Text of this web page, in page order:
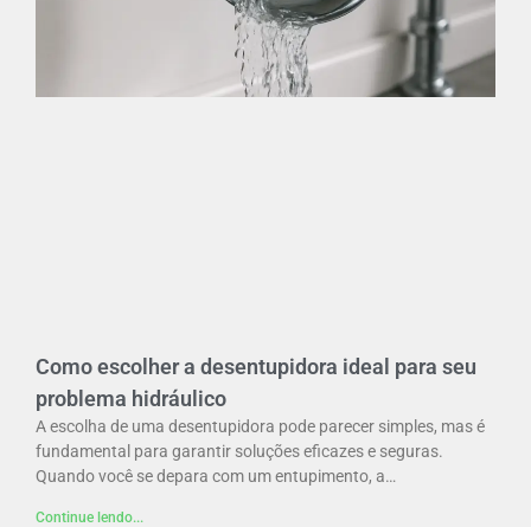
Como escolher a desentupidora ideal para seu
problema hidráulico
A escolha de uma desentupidora pode parecer simples, mas é
fundamental para garantir soluções eficazes e seguras.
Quando você se depara com um entupimento, a…
Continue lendo...